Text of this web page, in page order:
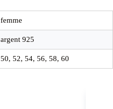
femme
argent 925
50, 52, 54, 56, 58, 60